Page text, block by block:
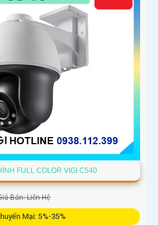
FULL COLOR VIGI C540
Bán: Liên Hệ
Mại: 5%-35%